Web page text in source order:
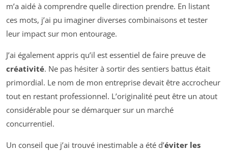
m’a aidé à comprendre quelle direction prendre. En listant
ces mots, j’ai pu imaginer diverses combinaisons et tester
leur impact sur mon entourage.
J’ai également appris qu’il est essentiel de faire preuve de
créativité. Ne pas hésiter à sortir des sentiers battus était
primordial. Le nom de mon entreprise devait être accrocheur
tout en restant professionnel. L’originalité peut être un atout
considérable pour se démarquer sur un marché
concurrentiel.
Un conseil que j’ai trouvé inestimable a été d’éviter les